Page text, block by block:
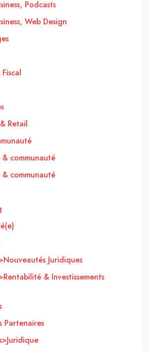
Podcasts
Web Design
Retail
communauté
communauté
Juridiques
& Investissements
Partenaires